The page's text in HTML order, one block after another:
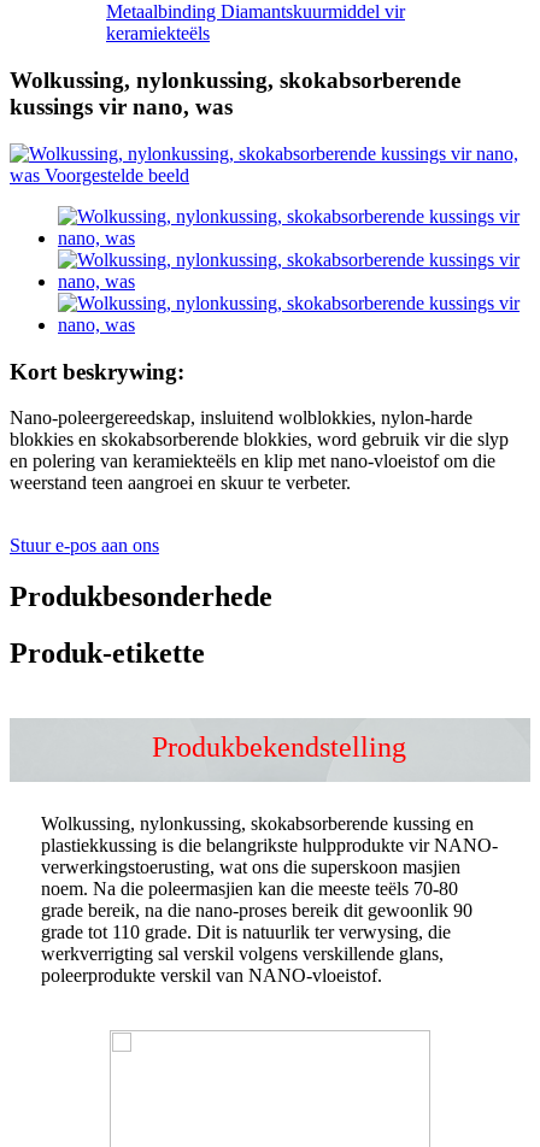
Metaalbinding Diamantskuurmiddel vir
keramiekteëls
Wolkussing, nylonkussing, skokabsorberende
kussings vir nano, was
Kort beskrywing:
Nano-poleergereedskap, insluitend wolblokkies, nylon-harde
blokkies en skokabsorberende blokkies, word gebruik vir die slyp
en polering van keramiekteëls en klip met nano-vloeistof om die
weerstand teen aangroei en skuur te verbeter.
Stuur e-pos aan ons
Produkbesonderhede
Produk-etikette
Produkbekendstelling
Wolkussing, nylonkussing, skokabsorberende kussing en
plastiekkussing is die belangrikste hulpprodukte vir NANO-
verwerkingstoerusting, wat ons die superskoon masjien
noem. Na die poleermasjien kan die meeste teëls 70-80
grade bereik, na die nano-proses bereik dit gewoonlik 90
grade tot 110 grade. Dit is natuurlik ter verwysing, die
werkverrigting sal verskil volgens verskillende glans,
poleerprodukte verskil van NANO-vloeistof.